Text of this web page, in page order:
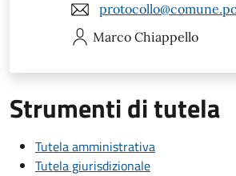
Marco Chiappello
Strumenti di tutela
Tutela amministrativa
Tutela giurisdizionale